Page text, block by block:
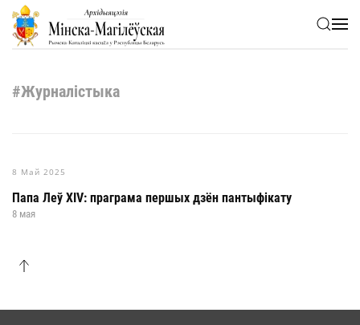
Skip to main content
#Журналістыка
8 Май 2025
Папа Леў XIV: праграма першых дзён пантыфікату
8 мая